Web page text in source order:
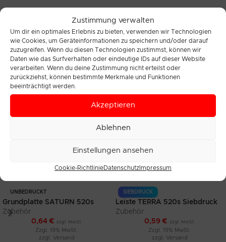
Zustimmung verwalten
Um dir ein optimales Erlebnis zu bieten, verwenden wir Technologien
wie Cookies, um Geräteinformationen zu speichern und/oder darauf
zuzugreifen. Wenn du diesen Technologien zustimmst, können wir
Daten wie das Surfverhalten oder eindeutige IDs auf dieser Website
verarbeiten. Wenn du deine Zustimmung nicht erteilst oder
zurückziehst, können bestimmte Merkmale und Funktionen
beeinträchtigt werden.
Akzeptieren
Ablehnen
Einstellungen ansehen
Cookie-RichtlinieDatenschutz Impressum
Zusätzliche Informationen
Rezensionen (0)
Häufig gestellte Fragen
Ähnliche Produkte
UNBEDRUCKT
Grundplatte SATURN 520s
Zubehör
0,64 € zzgl. MwSt.
Zzgl. 19% MwSt.
zzgl.
Versand
SIEBDRUCK
Leiste TERRA 520s Siebdruck
Zubehör
0,59 € zzgl. MwSt.
Zzgl. 19% MwSt.
zzgl.
Versand